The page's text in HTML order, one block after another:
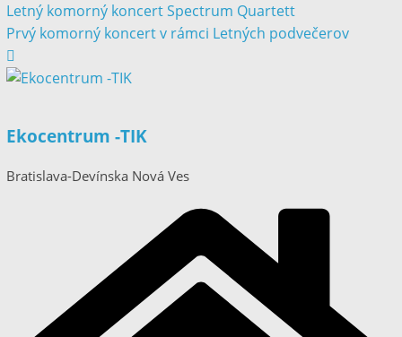
Letný komorný koncert Spectrum Quartett
Prvý komorný koncert v rámci Letných podvečerov
Ekocentrum -TIK
Bratislava-Devínska Nová Ves